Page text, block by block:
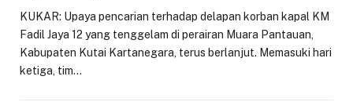
KUKAR: Upaya pencarian terhadap delapan korban kapal KM
Fadil Jaya 12 yang tenggelam di perairan Muara Pantauan,
Kabupaten Kutai Kartanegara, terus berlanjut. Memasuki hari
ketiga, tim…